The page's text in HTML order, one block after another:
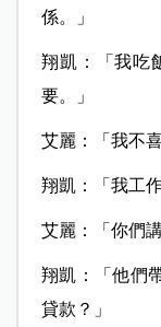
係。」
翔凱：「我吃
要。」
艾麗：「我不
翔凱：「我工
艾麗：「你們
翔凱：「他們
貸款？」